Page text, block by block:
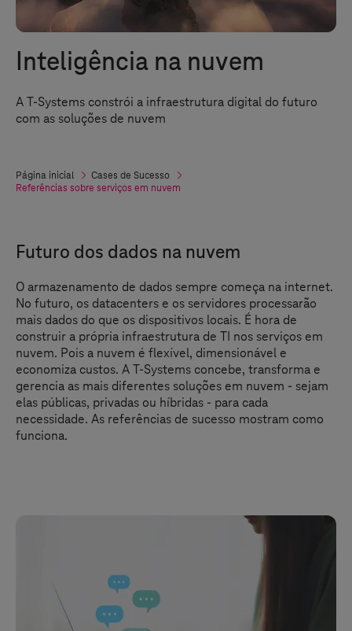
Inteligência na nuvem
A T-Systems constrói a infraestrutura digital do futuro
com as soluções de nuvem
Página inicial
Cases de Sucesso
Referências sobre serviços em nuvem
Futuro dos dados na nuvem
O armazenamento de dados sempre começa na internet.
No futuro, os datacenters e os servidores processarão
mais dados do que os dispositivos locais. É hora de
construir a própria infraestrutura de TI nos serviços em
nuvem. Pois a nuvem é flexível, dimensionável e
economiza custos. A T-Systems concebe, transforma e
gerencia as mais diferentes soluções em nuvem - sejam
elas públicas, privadas ou híbridas - para cada
necessidade. As referências de sucesso mostram como
funciona.